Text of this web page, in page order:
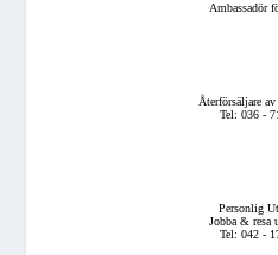
Ambassadör
Återförsäljare
Tel: 036 -
Personlig
Jobba & resa
Tel: 042 -